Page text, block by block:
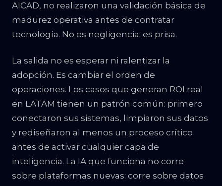
AICAD, no realizaron una validación básica de
madurez operativa antes de contratar
tecnología. No es negligencia: es prisa.
La salida no es esperar ni ralentizar la
adopción. Es cambiar el orden de
operaciones. Los casos que generan ROI real
en LATAM tienen un patrón común: primero
conectaron sus sistemas, limpiaron sus datos
y rediseñaron al menos un proceso crítico
antes de activar cualquier capa de
inteligencia. La IA que funciona no corre
sobre plataformas nuevas: corre sobre datos